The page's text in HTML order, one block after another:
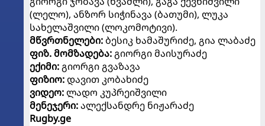
(ლელო), ანზორ სიჭინავა (ბათუმი), ლუკა
სახელაშვილი (ლოკომოტივი).
მწვრთნელები:ბესიკ ხამაშურიძე, გია ლაბაძე
ფიზ. მომზადება:გიორგი მაისურაძე
ექიმი:გიორგი გვაზავა
ფიზიო:დავით კობახიძე
ვიდეო:ლადო კუპრეიშვილი
მენეჯერი:ალექსანდრე ნიჟარაძე
Rugby.ge